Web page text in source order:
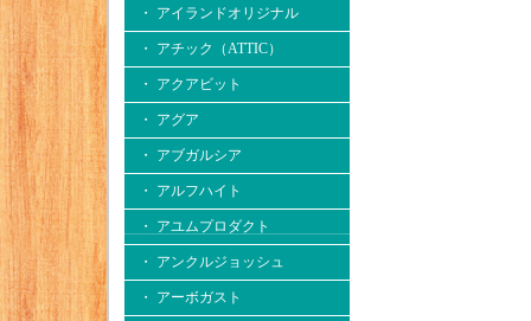
・ アイランドオリジナル
・ アチック（ATTIC）
・ アクアビット
・ アグア
・ アブガルシア
・ アルフハイト
・ アユムプロダクト
・ アンクルジョッシュ
・ アーボガスト